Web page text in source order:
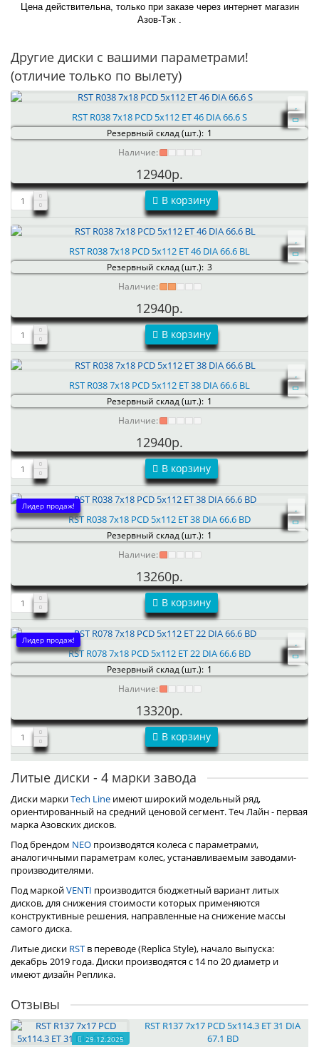
Цена действительна, только при заказе через интернет магазин
Азов-Тэк .
Другие диски с вашими параметрами!
(отличие только по вылету)
RST R038 7x18 PCD 5x112 ET 46 DIA 66.6 S
Резервный склад (шт.): 1
Наличие:
12940р.
В корзину
RST R038 7x18 PCD 5x112 ET 46 DIA 66.6 BL
Резервный склад (шт.): 3
Наличие:
12940р.
В корзину
RST R038 7x18 PCD 5x112 ET 38 DIA 66.6 BL
Резервный склад (шт.): 1
Наличие:
12940р.
В корзину
Лидер продаж!
RST R038 7x18 PCD 5x112 ET 38 DIA 66.6 BD
Резервный склад (шт.): 1
Наличие:
13260р.
В корзину
Лидер продаж!
RST R078 7x18 PCD 5x112 ET 22 DIA 66.6 BD
Резервный склад (шт.): 1
Наличие:
13320р.
В корзину
Литые диски - 4 марки завода
Диски маркиTech Line имеют широкий модельный ряд,
ориентированный на средний ценовой сегмент. Теч Лайн - первая
марка Азовских дисков.
Под брендом NEO производятся колеса с параметрами,
аналогичными параметрам колес, устанавливаемым заводами-
производителями.
Под маркойVENTI производится бюджетный вариант литых
дисков, для снижения стоимости которых применяются
конструктивные решения, направленные на снижение массы
самого диска.
Литые диски RST в переводе (Replica Style), начало выпуска:
декабрь 2019 года. Диски производятся с 14 по 20 диаметр и
имеют дизайн Реплика.
Отзывы
29.12.2025
RST R137 7x17 PCD 5x114.3 ET 31 DIA
67.1 BD